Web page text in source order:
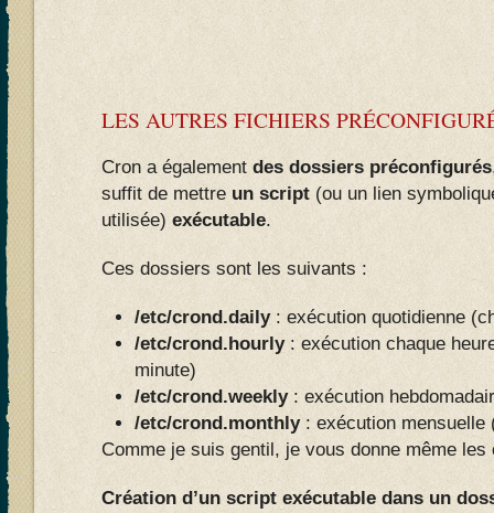
LES AUTRES FICHIERS
Cron a également des dossiers préconfigurés
suffit de mettre un script (ou un lien
utilisée) exécutable.
Ces dossiers sont les suivants :
/etc/crond.daily: exécution quotidienne
/etc/crond.hourly: exécution chaque
minute)
/etc/crond.weekly: exécution
/etc/crond.monthly: exécution mensuelle
Comme je suis gentil, je vous donne même les
Création d’un script exécutable dans un